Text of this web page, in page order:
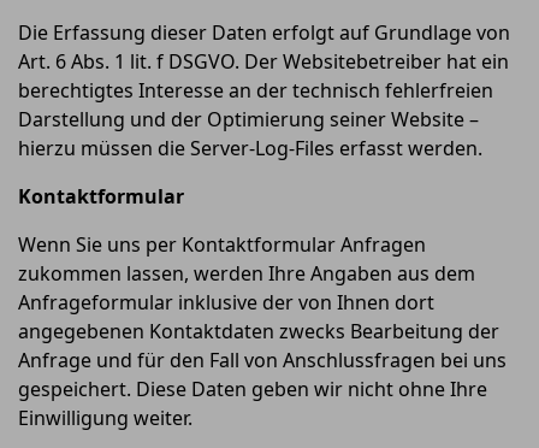
Die Erfassung dieser Daten erfolgt auf Grundlage von
Art. 6 Abs. 1 lit. f DSGVO. Der Websitebetreiber hat ein
berechtigtes Interesse an der technisch fehlerfreien
Darstellung und der Optimierung seiner Website –
hierzu müssen die Server-Log-Files erfasst werden.
Kontaktformular
Wenn Sie uns per Kontaktformular Anfragen
zukommen lassen, werden Ihre Angaben aus dem
Anfrageformular inklusive der von Ihnen dort
angegebenen Kontaktdaten zwecks Bearbeitung der
Anfrage und für den Fall von Anschlussfragen bei uns
gespeichert. Diese Daten geben wir nicht ohne Ihre
Einwilligung weiter.